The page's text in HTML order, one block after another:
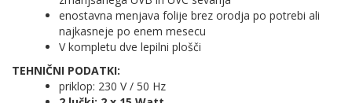
enostavna menjava folije brez orodja po potrebi ali
najkasneje po enem mesecu
V kompletu dve lepilni plošči
TEHNIČNI PODATKI:
priklop: 230 V / 50 Hz